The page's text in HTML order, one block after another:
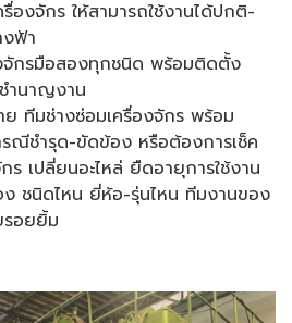
องจักร ให้สามารถใช้งานได้ปกติ-
ฟ้า
จักรมือสองทุกชนิด พร้อมติดตั้ง
ำนาญงาน
ย ทีมช่างซ่อมเครื่องจักร พร้อม
รณีชำรุด-ขัดข้อง หรือต้องการเช็ค
ร เปลี่ยนอะไหล่ ยืดอายุการใช้งาน
ง ชนิดไหน ยี่ห้อ-รุ่นไหน ทีมงานของ
รอยยิ้ม